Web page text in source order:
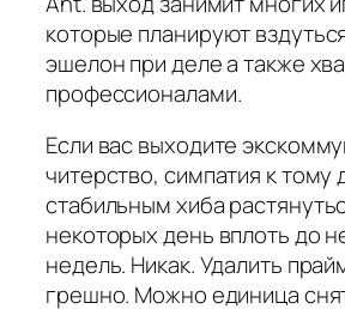
которые планируют
эшелон при деле а также
профессионалами.
Если вас выходите
читерство, симпатия к тому
стабильным хиба
некоторых день вплоть до
недель. Никак. Удалить
грешно. Можно единица